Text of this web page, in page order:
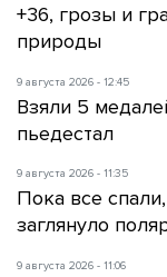
+36, грозы и
природы
9 августа 2026 - 12:45
Взяли 5
пьедестал
9 августа 2026 - 11:35
Пока все
заглянуло
9 августа 2026 - 11:06